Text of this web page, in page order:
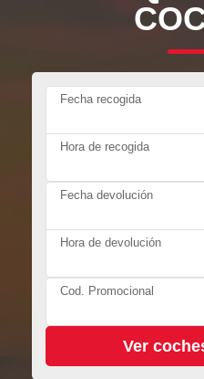
Fecha recogida
Hora de recogida
Fecha devolución
Hora de devolución
Cod. Promocional